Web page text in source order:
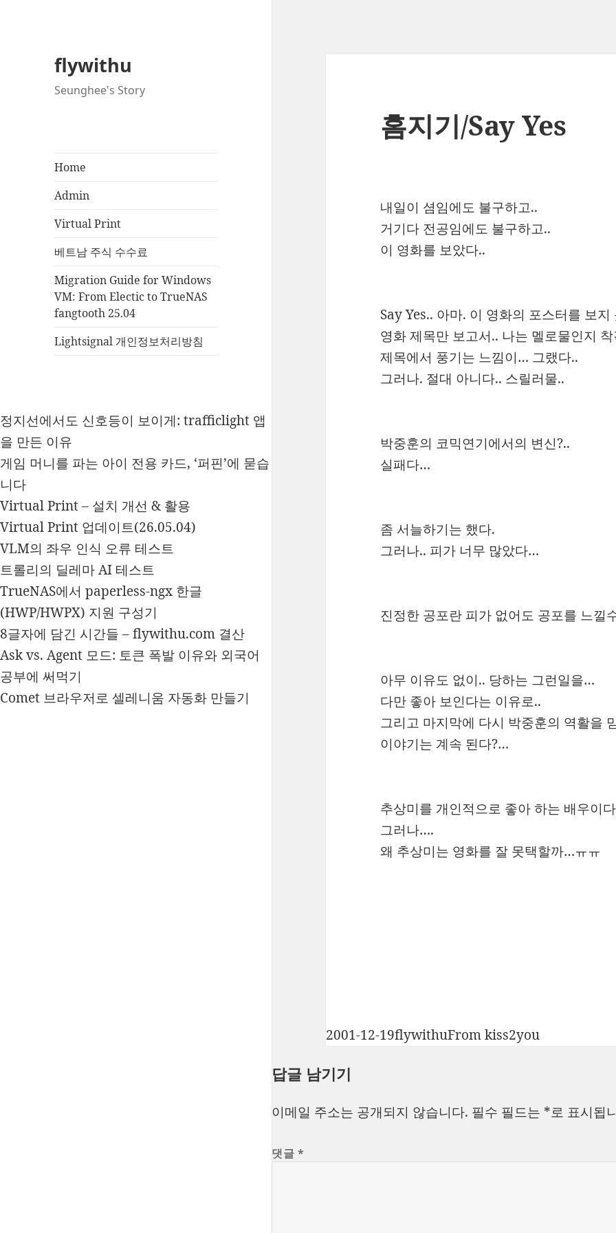
flywithu
Seunghee's Story
Home
Admin
Virtual Print
베트남 주식 수수료
Migration Guide for Windows
VM: From Electic to TrueNAS
fangtooth 25.04
Lightsignal 개인정보처리방침
정지선에서도 신호등이 보이게: trafficlight 앱
을 만든 이유
게임 머니를 파는 아이 전용 카드, ‘퍼핀’에 묻습
니다
Virtual Print – 설치 개선 & 활용
Virtual Print 업데이트(26.05.04)
VLM의 좌우 인식 오류 테스트
트롤리의 딜레마 AI 테스트
TrueNAS에서 paperless-ngx 한글
(HWP/HWPX) 지원 구성기
8글자에 담긴 시간들 – flywithu.com 결산
Ask vs. Agent 모드: 토큰 폭발 이유와 외국어
공부에 써먹기
Comet 브라우저로 셀레니움 자동화 만들기
홈지기/Say Yes
내일이 셤임에도 불구하고..
거기다 전공임에도 불구하고..
이 영화를 보았다..
Say Yes.. 아마. 이 영화의 포스터를 보지
영화 제목만 보고서.. 나는 멜로물인지
제목에서 풍기는 느낌이… 그랬다..
그러나. 절대 아니다.. 스릴러물..
박중훈의 코믹연기에서의 변신?..
실패다…
좀 서늘하기는 했다.
그러나.. 피가 너무 많았다…
진정한 공포란 피가 없어도 공포를 느낄
아무 이유도 없이.. 당하는 그런일을…
다만 좋아 보인다는 이유로..
그리고 마지막에 다시 박중훈의 역활을
이야기는 계속 된다?…
추상미를 개인적으로 좋아 하는 배우이
그러나….
왜 추상미는 영화를 잘 못택할까…ㅠㅠ
작
일
2001-12-19글
flywithu카
From kiss2you
답글 남기기
이메일 주소는 공개되지 않습니다. 필수 필드는 *로 표시됩
댓글*